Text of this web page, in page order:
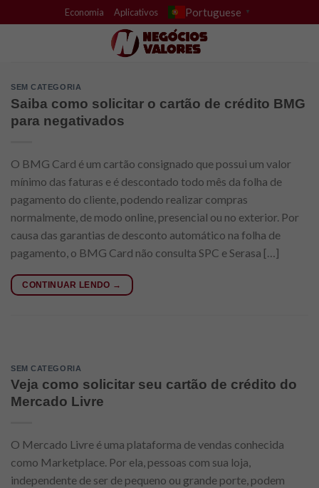
to
Economia Aplicativos Portuguese ▼
SEM CATEGORIA
Saiba como solicitar o cartão de crédito BMG
para negativados
O BMG Card é um cartão consignado que possui um valor
mínimo das faturas e é descontado todo mês da folha de
pagamento do cliente, podendo realizar compras
normalmente, de modo online, presencial ou no exterior. Por
causa das garantias de desconto automático na folha de
pagamento, o BMG Card não consulta SPC e Serasa […]
CONTINUAR LENDO →
SEM CATEGORIA
Veja como solicitar seu cartão de crédito do
Mercado Livre
O Mercado Livre é uma plataforma de vendas conhecida
como Marketplace. Por ela, pessoas com sua loja,
independente de ser de pequeno ou grande porte, podem